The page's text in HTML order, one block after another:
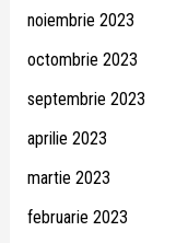
noiembrie 2023
octombrie 2023
septembrie 2023
aprilie 2023
martie 2023
februarie 2023